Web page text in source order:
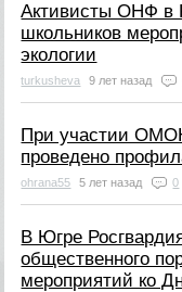
Активисты ОНФ в
школьников
экологии
turkusheva 9 лет назад
При участии
проведено
ohrana55 5 лет назад 0
В Югре
общественного
мероприятий ко